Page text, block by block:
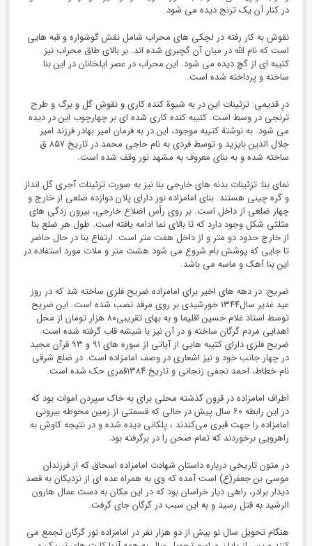
در کنار آن یک ترنج دیده می شود.
نقوش به کار رفته در لچکی های محراب شامل نقش گوشواره و قبه هایی
است که نام الله در میان آن گچبری شده اند. بر بالای طاق محراب نیز
کتیبه ای از گچ دیده می شود. این محراب در عصر ایلخانان در این بنا
ساخته و پرداخته شده است.
درِ قدیمی‌: تزئینات‌ این‌ در به‌ شیوة کنده‌ کاری‌ و نقوش‌ گل‌ و برگ‌ و طرح‌
ترنجی‌ در وسط است‌. کتیبه کنده ‌کاری‌ شده ای بر چهارچوب این‌ در دیده
می شود. به‌ نوشتة کتیبه موجود، این‌ در به‌ فرمان‌ امیر بهادر فرزند امیر
جلال ‌الدین‌ بایزید و توسط فردی‌ به‌ نام‌ حاجی‌ محمد در تاریخ‌ ۸۵۷ ق‌
ساخته‌ شده‌ و به بنای‌ معروف‌ به‌ مشهد نور وقف‌ شده‌ است‌.
نمای بنا: تزئینات بدنه های خارجی بنا نیز به صورت تزئینات آجری گل انداز
و گره چینی هستند. بنای امامزاده نور دارای پلان دوازده ضلعی از خارج و
چهار ضلعی از داخل است. بر روی رأس اضلاع خارجی، بیرون زدگی های
مثلثی شکل وجود دارد که تا بالای نما ادامه یافته است. طول هر ضلع بنا
از خارج حدود دو متر و از داخل هفت متر است. ارتفاع بنا در حال حاضر
تا جایی که پوشش بام شروع می شود هشت متر و ملات مورد استفاده در
این بنا آهک و ماسه می باشد.
ضریح: در دهه های اخیر برای امامزاده ضریح فلزی ساخته شد که در روز
عید غدیر سال۱۳۴۴ خورشیدی بر روی مرقد نصب شده است. این ضریح
توسط استاد غلام حسین اقلیما و به بهای تقریبی۸۰ هزار تومان از محل
اهدایی مردم گرگان ساخته و در آن نیز با شیشه قاب گرفته شده است.
ضریح‌ فلزی‌ دارای‌ کتیبه ‌هایی‌ از آیاتی‌ از سوره‌ های‌ ۹۱ و ۹۳ قرآن‌ مجید
در چهار جانب‌ خود و نیز اشعاری‌ در وصف‌ امامزاده‌ است‌. در ضلع‌ شرقی‌
نام‌ خطاط، احمد نجفی‌ زنجانی‌ و تاریخ‌ ۱۳۸۴قمری‌ حک‌ شده‌ است‌.
اطراف امامزاده در قرون گذشته محلی برای به خاک سپردن اموات بود که
در این رابطه ۶۰ سال پیش در حالی که قسمتی از زمین محوطه بیرونی
امامزاده را جهت قبری می‌کندند ، پلکانی دیده شده و در نتیجه کاوش به
راهرویی برخوردند که تمام صحن را در برگرفته بود.
در متون تاریخی درباره داستان شهادت امامزاده اسحاق که از فرزندان
موسی بن جعفر(ع) است آمده که وی به همراه عده ای از نزدیکان به قصد
دیدار برادر، راهی دیار خراسان بود که در این مکان به دست عمال هارون
الرشید به قتل رسید و به این سبب در گرگان جای گرفت.
هنگام تحویل سال نو بیش از دو هزار نفر در امامزاده نور گرگان تجمع می